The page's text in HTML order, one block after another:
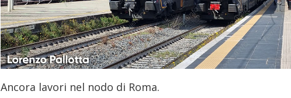
Ancora lavori nel nodo di Roma.